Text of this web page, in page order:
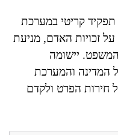
קריטי במערכת
זכויות האדם, מניעת
המשפט. יישומה
המדינה והמערכת
חירות הפרט ולקדם